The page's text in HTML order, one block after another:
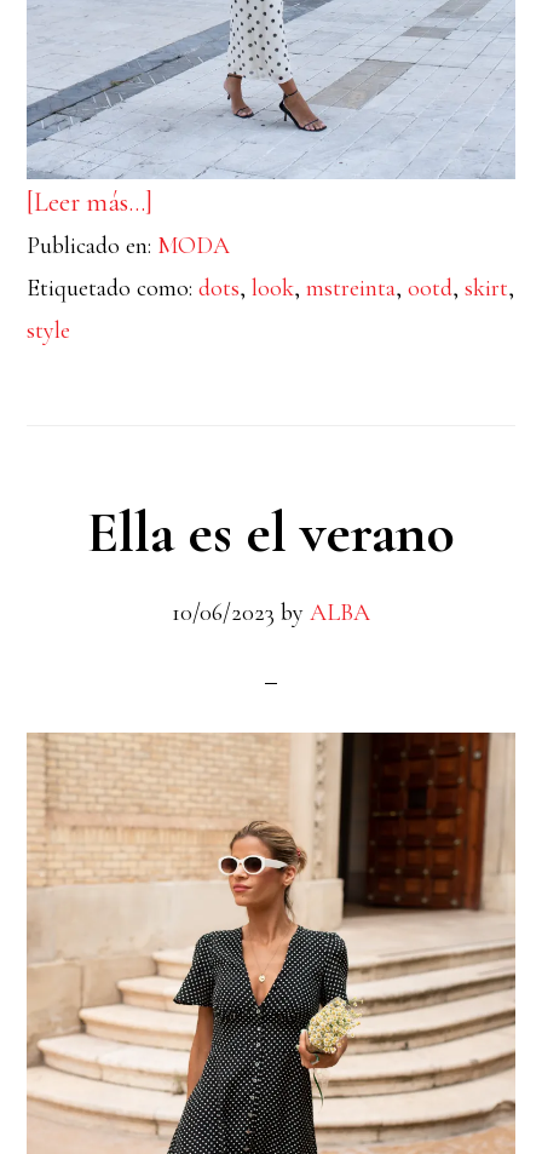
[Leer más…]
de
Lunares
Publicado en: MODA
Etiquetado como:dots,look,mstreinta,ootd,skirt,
style
Ella es el verano
10/06/2023 by ALBA